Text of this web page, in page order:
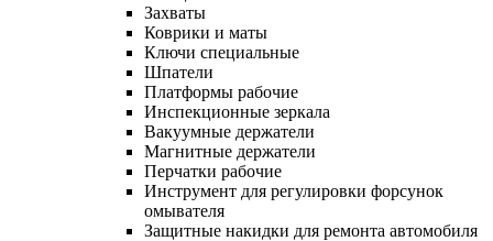
Захваты
Коврики и маты
Ключи специальные
Шпатели
Платформы рабочие
Инспекционные зеркала
Вакуумные держатели
Магнитные держатели
Перчатки рабочие
Инструмент для регулировки форсунок
омывателя
Защитные накидки для ремонта автомобиля